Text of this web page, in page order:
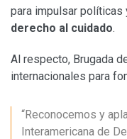
para impulsar
derecho al cuidado.
Al respecto, Brugada
internacionales para
“Reconocemos y
Interamericana de